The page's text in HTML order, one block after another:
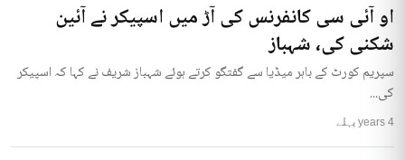
او آئی سی کانفرنس کی آڑ میں اسپیکر نے آئین
شکنی کی، شہباز
سپریم کورٹ کے باہر میڈیا سے گفتگو کرتے ہوئے شہباز شریف نے کہا کہ اسپیکر
کی...
4 years پہلے